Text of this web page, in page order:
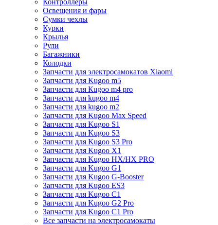
Контроллеры
Освещения и фары
Сумки чехлы
Курки
Крылья
Рули
Багажники
Колодки
Запчасти для электросамокатов Xiaomi
Запчасти для Kugoo m5
Запчасти для Кugoo m4 pro
Запчасти для kugoo m4
Запчасти для kugoo m2
Запчасти для Kugoo Max Speed
Запчасти для Kugoo S1
Запчасти для Kugoo S3
Запчасти для Kugoo S3 Pro
Запчасти для Kugoo X1
Запчасти для Kugoo HX/HX PRO
Запчасти для Kugoo G1
Запчасти для Kugoo G-Booster
Запчасти для Kugoo ES3
Запчасти для Kugoo C1
Запчасти для Kugoo G2 Pro
Запчасти для Kugoo C1 Pro
Все запчасти на электросамокаты